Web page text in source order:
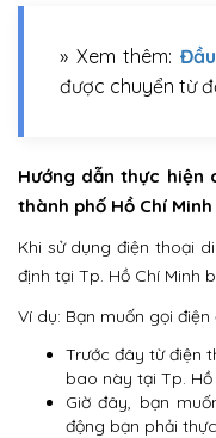
» Xem thêm:
được chuyển từ
Hướng dẫn thực hiện
thành phố Hồ Chí Minh
Khi sử dụng điện thoại
định tại Tp. Hồ Chí Minh
Ví dụ: Bạn muốn gọi
Trước đây từ điện
bao này tại Tp. Hồ
Giờ đây, bạn
động bạn phải